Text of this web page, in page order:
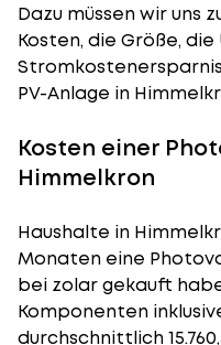
Dazu müssen wir uns
Kosten, die Größe,
PV-Anlage in
Kosten einer
Himmelkron
Haushalte in
Monaten eine
bei zolar gekauft
Komponenten
durchschnittlich